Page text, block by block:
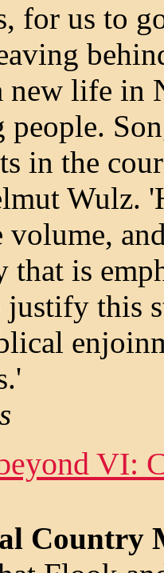
for us to
new life in
people.
in the
Wulz.
volume,
that is
justify this
VI:
Country